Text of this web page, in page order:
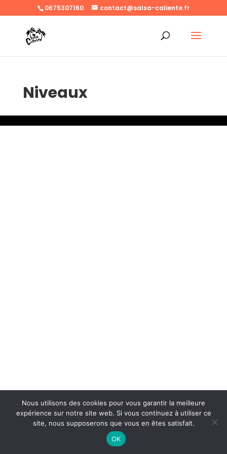
0675307160 contact@salsa-caliente.fr
Niveaux
Nous utilisons des cookies pour vous garantir la meilleure
expérience sur notre site web. Si vous continuez à utiliser ce
site, nous supposerons que vous en êtes satisfait.
OK